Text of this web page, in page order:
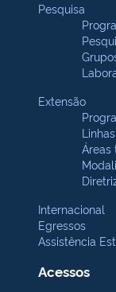
Pesquisa
Extensão
Áreas
Internacional
Egressos
Assistência
Acessos